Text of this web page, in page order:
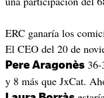
ERC ganaría los
El CEO del 20 de
Pere Aragonès36-
y 8 más que JxCat.